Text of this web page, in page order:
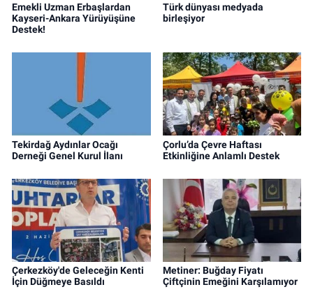
Emekli Uzman Erbaşlardan
Kayseri-Ankara Yürüyüşüne
Destek!
Türk dünyası medyada
birleşiyor
Tekirdağ Aydınlar Ocağı
Derneği Genel Kurul İlanı
Çorlu’da Çevre Haftası
Etkinliğine Anlamlı Destek
Çerkezköy'de Geleceğin Kenti
İçin Düğmeye Basıldı
Metiner: Buğday Fiyatı
Çiftçinin Emeğini Karşılamıyor